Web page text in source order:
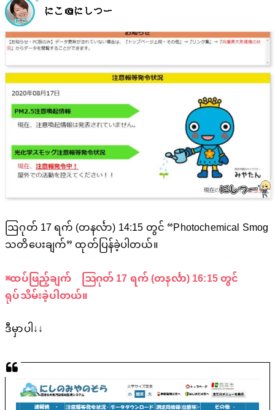
にこ＠にしつー
ဩဂုတ် 17 ရက် (တနင်္လာ) 14:15 တွင် “Photochemical Smog
သတိပေးချက်” ထုတ်ပြန်ခဲ့ပါတယ်။
※ထပ်ဖြည့်ချက် ဩဂုတ် 17 ရက် (တနင်္လာ) 16:15 တွင်
ရုပ်သိမ်းခဲ့ပါတယ်။
ဒီမှာပါ↓↓